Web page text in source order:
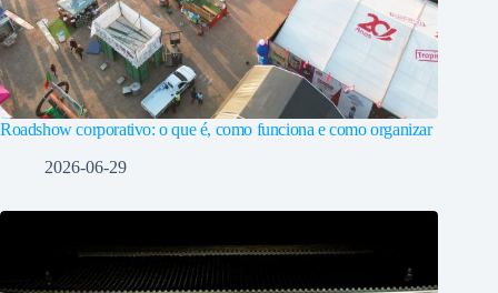
Roadshow corporativo: o que é, como funciona e como organizar
2026-06-29